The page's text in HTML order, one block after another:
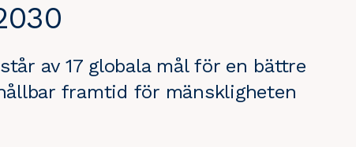
av 17 globala mål för en bättre
framtid för mänskligheten